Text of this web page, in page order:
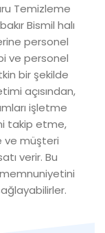
Temizleme
Bismil halı
personel
ve personel
bir şekilde
açısından,
işletme
takip etme,
ve müşteri
verir. Bu